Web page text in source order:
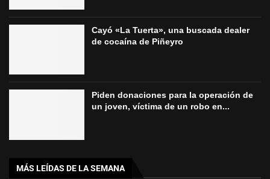
Cayó «La Tuerta», una buscada dealer
de cocaína de Piñeyro
Piden donaciones para la operación de
un joven, víctima de un robo en...
MÁS LEÍDAS DE LA SEMANA